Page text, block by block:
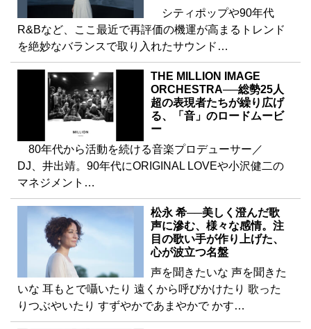
シティポップや90年代
R&Bなど、ここ最近で再評価の機運が高まるトレンド
を絶妙なバランスで取り入れたサウンド…
THE MILLION IMAGE
ORCHESTRA──総勢25人
超の表現者たちが繰り広げ
る、「音」のロードムービ
ー
80年代から活動を続ける音楽プロデューサー／
DJ、井出靖。90年代にORIGINAL LOVEや小沢健二の
マネジメント…
松永 希──美しく澄んだ歌
声に滲む、様々な感情。注
目の歌い手が作り上げた、
心が波立つ名盤
声を聞きたいな 声を聞きた
いな 耳もとで囁いたり 遠くから呼びかけたり 歌った
りつぶやいたり すずやかであまやかで かす…